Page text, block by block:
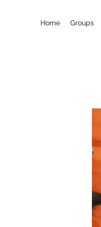
Home Groups